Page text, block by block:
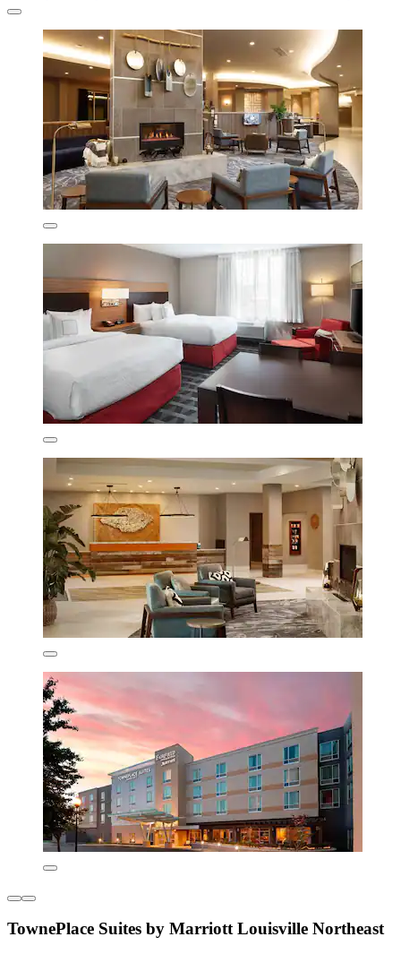
TownePlace Suites by Marriott Louisville Northeast